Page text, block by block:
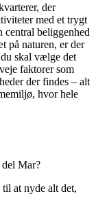
der
med et trygt
beliggenhed
på naturen, er der
skal vælge det
faktorer som
der findes – alt
hvor hele
del Mar?
at nyde alt det,